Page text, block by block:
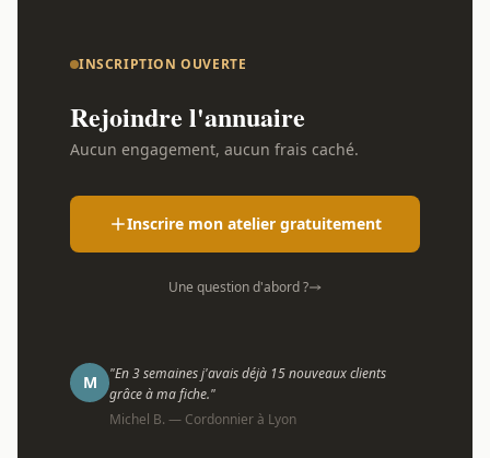
INSCRIPTION OUVERTE
Rejoindre l'annuaire
Aucun engagement, aucun frais caché.
Inscrire mon atelier gratuitement
Une question d'abord ?
M
"En 3 semaines j'avais déjà 15 nouveaux clients
grâce à ma fiche."
Michel B. — Cordonnier à Lyon